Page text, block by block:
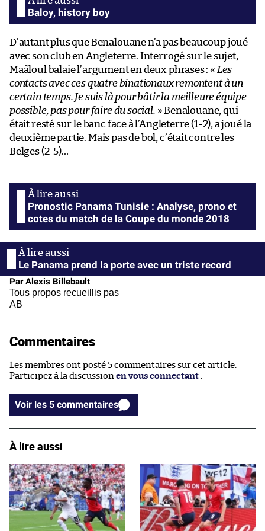
Baloy, history boy
D’autant plus que Benalouane n’a pas beaucoup joué
avec son club en Angleterre. Interrogé sur le sujet,
Maâloul balaie l’argument en deux phrases : « Les
contacts avec ces quatre binationaux remontent à un
certain temps. Je suis là pour bâtir la meilleure équipe
possible, pas pour faire du social. » Benalouane, qui
était resté sur le banc face à l’Angleterre (1-2), a joué la
deuxième partie. Mais pas de bol, c’était contre les
Belges (2-5)…
Pronostic Panama Tunisie : Analyse, prono et
cotes du match de la Coupe du monde 2018
Le Panama prend la porte avec un triste record
Par Alexis Billebault
Tous propos recueillis pas
AB
Commentaires
Les membres ont posté 5 commentaires sur cet article.
Participez à la discussion en vous connectant .
Voir les 5 commentaires
À lire aussi